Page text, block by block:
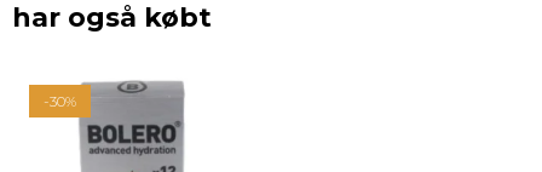
har også købt
-30%